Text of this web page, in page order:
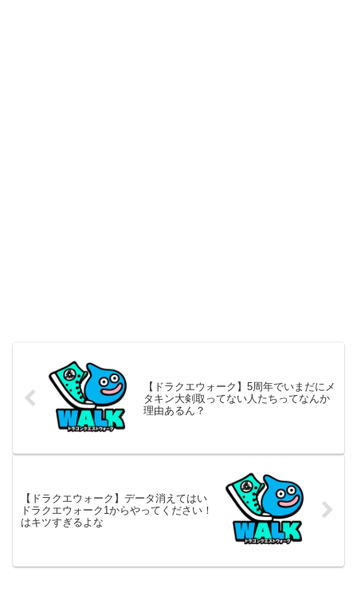
【ドラクエウォーク】5周年でいまだにメ
タキン大剣取ってない人たちってなんか
理由あるん？
【ドラクエウォーク】データ消えてはい
ドラクエウォーク1からやってください！
はキツすぎるよな